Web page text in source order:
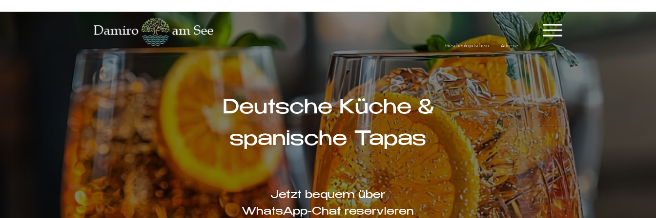
Geschenkgutschein Adresse
Deutsche Küche &
spanische Tapas
Jetzt bequem über
WhatsApp-Chat reservieren